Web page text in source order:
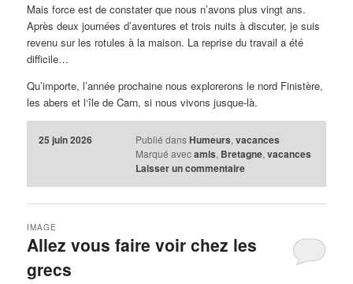
Mais force est de constater que nous n’avons plus vingt ans.
Après deux journées d’aventures et trois nuits à discuter, je suis
revenu sur les rotules à la maison. La reprise du travail a été
difficile…
Qu’importe, l’année prochaine nous explorerons le nord Finistère,
les abers et l‘île de Carn, si nous vivons jusque-là.
25 juin 2026 Publié dans Humeurs, vacances
Marqué avec amis, Bretagne, vacances
Laisser un commentaire
Allez vous faire voir chez les
grecs
IMAGE